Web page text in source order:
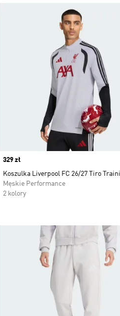
Price
329 zł
Koszulka Liverpool FC 26/27 Tiro
Męskie Performance
2 kolory
do listy życzeń